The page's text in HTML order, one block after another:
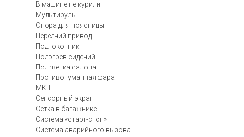
В машине не курили
Мультируль
Опора для поясницы
Передний привод
Подлокотник
Подогрев сидений
Подсветка салона
Противотуманная фара
МКПП
Сенсорный экран
Сетка в багажнике
Система «старт-стоп»
Система аварийного вызова